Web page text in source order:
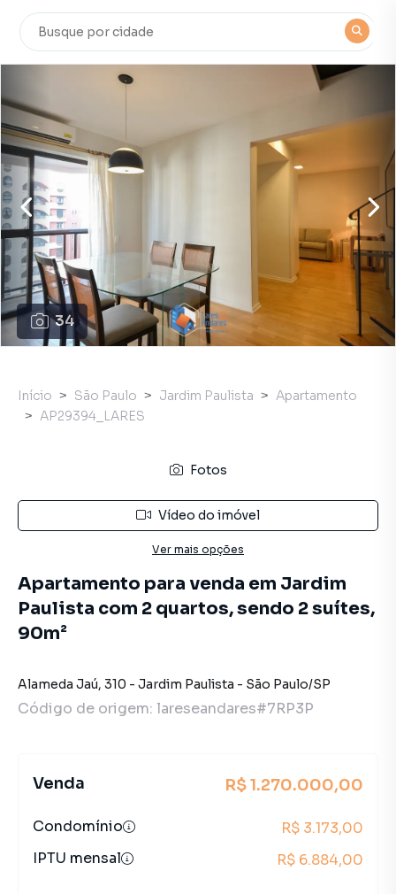
34
Início São Paulo Jardim Paulista
Apartamento
AP29394_LARES
Fotos
Vídeo do imóvel
Ver mais opções
Apartamento para venda em Jardim
Paulista com 2 quartos, sendo 2 suítes,
90m²
Alameda Jaú, 310 - Jardim Paulista - São Paulo/SP
Código de origem: lareseandares#7RP3P
Venda R$ 1.270.000,00
Condomínio
R$ 3.173,00
IPTU mensal
R$ 6.884,00